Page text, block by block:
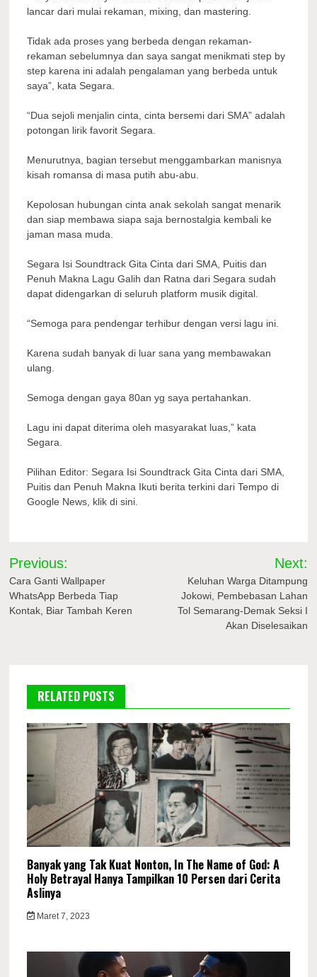
lancar dari mulai rekaman, mixing, dan mastering.
Tidak ada proses yang berbeda dengan rekaman-
rekaman sebelumnya dan saya sangat menikmati step by
step karena ini adalah pengalaman yang berbeda untuk
saya”, kata Segara.
“Dua sejoli menjalin cinta, cinta bersemi dari SMA” adalah
potongan lirik favorit Segara.
Menurutnya, bagian tersebut menggambarkan manisnya
kisah romansa di masa putih abu-abu.
Kepolosan hubungan cinta anak sekolah sangat menarik
dan siap membawa siapa saja bernostalgia kembali ke
jaman masa muda.
Segara Isi Soundtrack Gita Cinta dari SMA, Puitis dan
Penuh Makna Lagu Galih dan Ratna dari Segara sudah
dapat didengarkan di seluruh platform musik digital.
“Semoga para pendengar terhibur dengan versi lagu ini.
Karena sudah banyak di luar sana yang membawakan
ulang.
Semoga dengan gaya 80an yg saya pertahankan.
Lagu ini dapat diterima oleh masyarakat luas,” kata
Segara.
Pilihan Editor: Segara Isi Soundtrack Gita Cinta dari SMA,
Puitis dan Penuh Makna Ikuti berita terkini dari Tempo di
Google News, klik di sini.
Navigasi
pos
Previous:
Cara Ganti Wallpaper
WhatsApp Berbeda Tiap
Kontak, Biar Tambah Keren
Next:
Keluhan Warga Ditampung
Jokowi, Pembebasan Lahan
Tol Semarang-Demak Seksi I
Akan Diselesaikan
RELATED POSTS
Banyak yang Tak Kuat Nonton, In The Name of God: A
Holy Betrayal Hanya Tampilkan 10 Persen dari Cerita
Aslinya
Maret 7, 2023